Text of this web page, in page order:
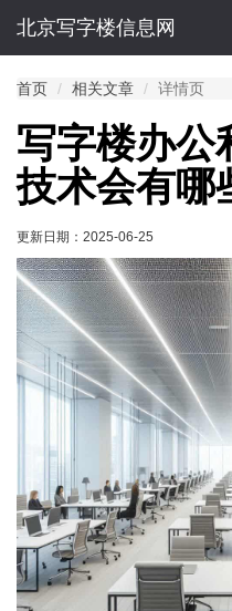
北京写字楼信息网
首页 相关文章 详情页
写字楼办公
技术会有哪
更新日期： 2025-06-25